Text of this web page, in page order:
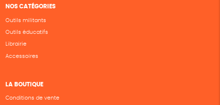
NOS CATÉGORIES
Outils militants
Outils éducatifs
Librairie
Accessoires
LA BOUTIQUE
Conditions de vente